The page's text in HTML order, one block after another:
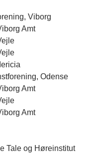
Viborg
Amt
Odense
Amt
Amt
Tale og Høreinstitut